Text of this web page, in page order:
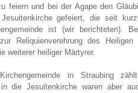
feiern und bei der Agape den
gefeiert, die seit
ist (wir berichteten).
Reliquienverehrung des
weiterer heiliger Märtyrer.
Kirchengemeinde in Straubing
die Jesuitenkirche waren aber